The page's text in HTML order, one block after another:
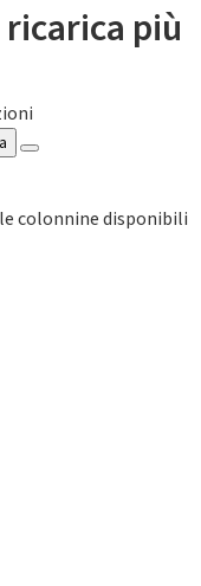
più
colonnine disponibili